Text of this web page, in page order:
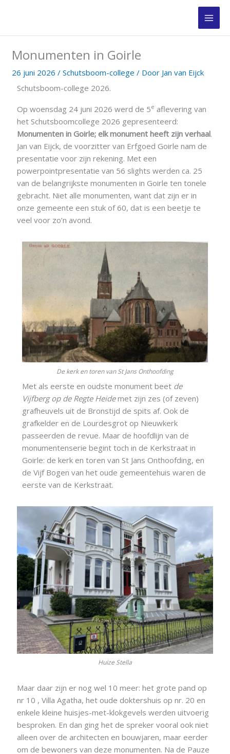
Monumenten in Goirle
26 juni 2026/Schutsboom-college / Door Jan van Eijck
Schutsboom-college 2026.
Op woensdag 24 juni 2026 werd de 5e aflevering van
het Schutsboomcollege 2026 gepresenteerd:
Monumenten in Goirle; elk monument heeft zijn verhaal.
Jan van Eijck, de voorzitter van Erfgoed Goirle nam de
presentatie voor zijn rekening. Met een
powerpointpresentatie van 56 slights werden ca. 25
van de belangrijkste monumenten in Goirle ten tonele
gebracht. Niet alle monumenten, want dat zijn er in
onze gemeente een stuk of 60, dat is een beetje te
veel voor zo’n avond.
De kerk en toren van St Jans Onthoofding
Met als eerste en oudste monument beet de
Vijfberg op de Regte Heidemet zijn zes (of zeven)
grafheuvels uit de Bronstijd de spits af. Ook de
grafkelder en de Lourdesgrot op Nieuwkerk
passeerden de revue. Maar de hoofdlijn van de
monumentenserie begint toch in de Kerkstraat in
Goirle: de kerk en toren van St Jans Onthoofding, en
de Vijf Bogen van het oude gemeentehuis waren de
eerste van de Kerkstraat.
Huize Stella
Maar daar zijn er nog wel 10 meer: het grote pand op
nr 10 , Villa Agatha, het oude doktershuis op nr. 20 en
enkele kleine huisjes-met-klokgevels werden uitvoerig
besproken. En dan ging het de spreker vooral ook niet
alleen over de architecten en bouwjaren, maar eerder
om de bewoners van deze monumenten. Na de Pauze